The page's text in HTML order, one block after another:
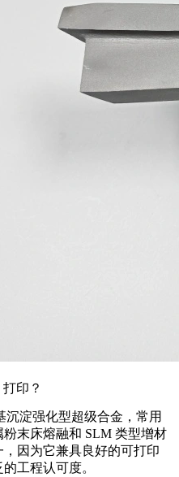
印？
沉淀强化型超级合金，常用
末床熔融和 SLM 类型增材
因为它兼具良好的可打印
工程认可度。